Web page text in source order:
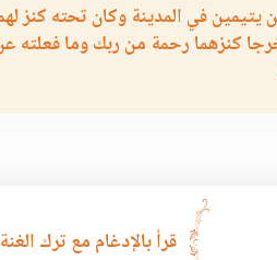
يتيمين في المدينة وكان تحته كنز
كنزهما رحمة من ربك وما فعلته
قرأ بالإدغام مع ترك